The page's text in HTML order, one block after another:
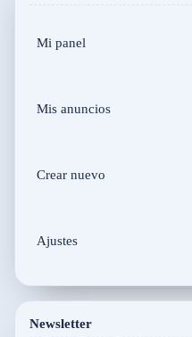
Mi panel
Mis anuncios
Crear nuevo
Ajustes
Newsletter